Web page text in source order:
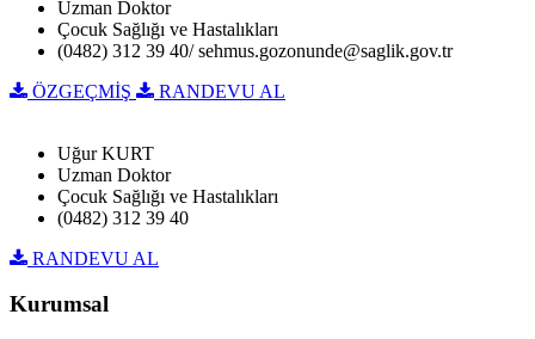
Uzman Doktor
Çocuk Sağlığı ve Hastalıkları
(0482) 312 39 40/ sehmus.gozonunde@saglik.gov.tr
ÖZGEÇMİŞ
RANDEVU AL
Uğur KURT
Uzman Doktor
Çocuk Sağlığı ve Hastalıkları
(0482) 312 39 40
RANDEVU AL
Kurumsal